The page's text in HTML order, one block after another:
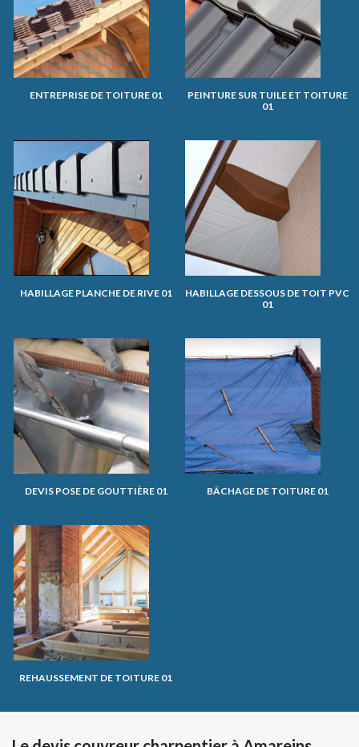
ENTREPRISE DE TOITURE 01
PEINTURE SUR TUILE ET TOITURE
01
HABILLAGE PLANCHE DE RIVE 01
HABILLAGE DESSOUS DE TOIT PVC
01
DEVIS POSE DE GOUTTIÈRE 01 BÂCHAGE DE TOITURE 01
REHAUSSEMENT DE TOITURE 01